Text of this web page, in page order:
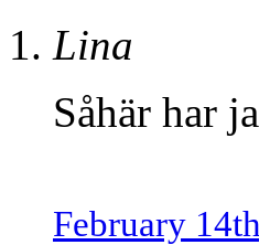
Lina
Såhär har
February